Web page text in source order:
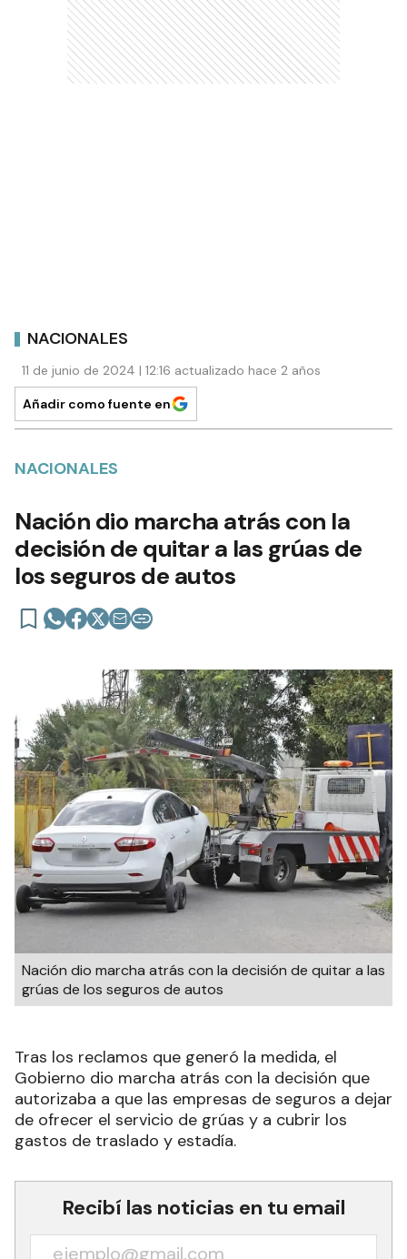
NACIONALES
11 de junio de 2024 | 12:16 actualizado hace 2 años
Añadir como fuente en
NACIONALES
Nación dio marcha atrás con la
decisión de quitar a las grúas de
los seguros de autos
Nación dio marcha atrás con la decisión de quitar a las
grúas de los seguros de autos
Tras los reclamos que generó la medida, el
Gobierno dio marcha atrás con la decisión que
autorizaba a que las empresas de seguros a dejar
de ofrecer el servicio de grúas y a cubrir los
gastos de traslado y estadía.
Recibí las noticias en tu email